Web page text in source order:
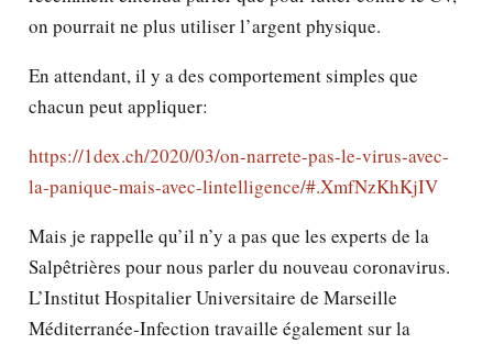
on pourrait ne plus utiliser l’argent physique.
En attendant, il y a des comportement simples que
chacun peut appliquer:
https://1dex.ch/2020/03/on-narrete-pas-le-virus-avec-
la-panique-mais-avec-lintelligence/#.XmfNzKhKjIV
Mais je rappelle qu’il n’y a pas que les experts de la
Salpêtrières pour nous parler du nouveau coronavirus.
L’Institut Hospitalier Universitaire de Marseille
Méditerranée-Infection travaille également sur la